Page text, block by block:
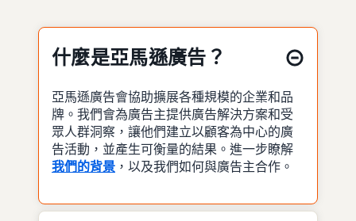
什麼是亞馬遜廣告？
亞馬遜廣告會協助擴展各種規模的企業和品
牌。我們會為廣告主提供廣告解決方案和受
眾人群洞察，讓他們建立以顧客為中心的廣
告活動，並產生可衡量的結果。進一步瞭解
我們的背景 ，以及我們如何與廣告主合作。